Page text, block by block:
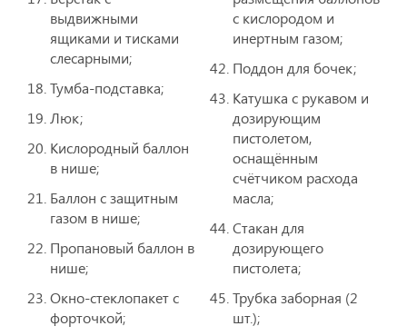
выдвижными
ящиками и тисками
слесарными;
Тумба-подставка;
Люк;
Кислородный баллон
в нише;
Баллон с защитным
газом в нише;
Пропановый баллон в
нише;
Окно-стеклопакет с
форточкой;
с кислородом и
инертным газом;
Поддон для бочек;
Катушка с рукавом и
дозирующим
пистолетом,
оснащённым
счётчиком расхода
масла;
Стакан для
дозирующего
пистолета;
Трубка заборная (2
шт.);